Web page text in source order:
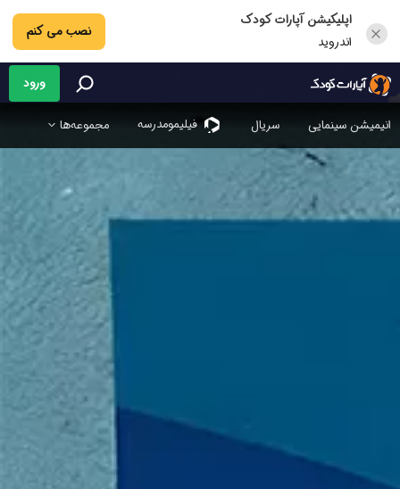
اپلیکیشن آپارات کودک
اندروید
نصب می کنم
انیمیشن سینمایی سریال فیلیمو‌مدرسه مجموعه‌ها
ورود